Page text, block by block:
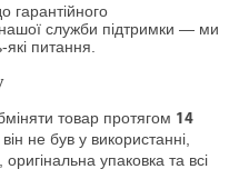
гарантійного
служби підтримки — ми
питання.
товар протягом 14
не був у використанні,
упаковка та всі